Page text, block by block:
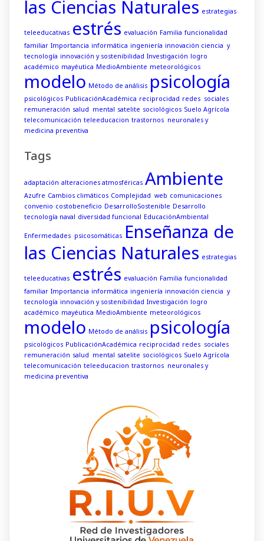
las Ciencias Naturales estrategias
teleeducativas estrés evaluación Familia funcionalidad
familiar Importancia informática ingeniería innovación ciencia y
tecnología innovación y sostenibilidad Investigación logro
académico mayéutica MedioAmbiente meteorológicos
modelo Método de análisis psicología
psicológicos PublicaciónAcadémica reciprocidad redes sociales
remuneración salud mental satelite sociológicos Suelo Agrícola
telecomunicación teleeducacion trastornos neuronales y
medicina preventiva
Tags
adaptación alteraciones atmosféricas Ambiente
Azufre Cambios climáticos Complejidad web comunicaciones
convenio costobeneficio DesarrolloSostenible Desarrollo
tecnología naval diversidad funcional EducaciónAmbiental
Enfermedades psicosomáticas Enseñanza de
las Ciencias Naturales estrategias
teleeducativas estrés evaluación Familia funcionalidad
familiar Importancia informática ingeniería innovación ciencia y
tecnología innovación y sostenibilidad Investigación logro
académico mayéutica MedioAmbiente meteorológicos
modelo Método de análisis psicología
psicológicos PublicaciónAcadémica reciprocidad redes sociales
remuneración salud mental satelite sociológicos Suelo Agrícola
telecomunicación teleeducacion trastornos neuronales y
medicina preventiva